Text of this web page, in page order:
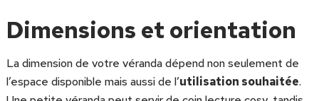
Dimensions et orientation
La dimension de votre véranda dépend non seulement de
l’espace disponible mais aussi de l’utilisation souhaitée.